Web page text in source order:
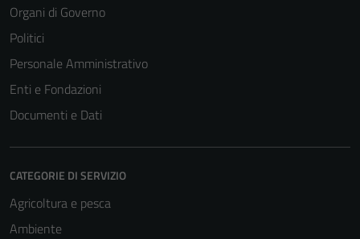
Organi di Governo
Politici
Personale Amministrativo
Enti e Fondazioni
Documenti e Dati
CATEGORIE DI SERVIZIO
Agricoltura e pesca
Ambiente